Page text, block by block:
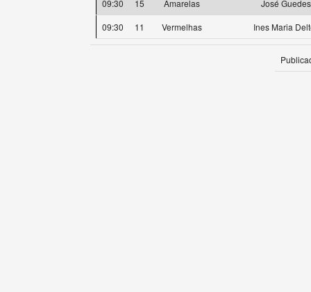
09:30 15 Amarelas
José Guedes
09:30
11 Vermelhas Ines Maria